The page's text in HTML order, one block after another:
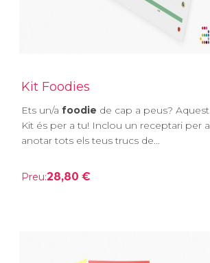
Kit Foodies
Ets un/afoodie de cap a peus? Aquest
Kit és per a tu! Inclou un receptari per a
anotar tots els teus trucs de...
Preu:28,80 €